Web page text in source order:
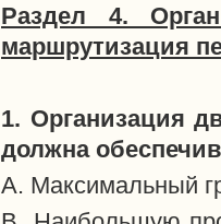
Раздел 4.
маршрутизация
1. Организация
должна
A. Максимальный